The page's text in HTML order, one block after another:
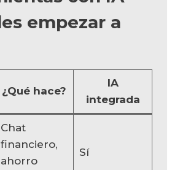
empezar a
¿Qué hace?
IA
integrada
Chat
financiero,
ahorro
Sí